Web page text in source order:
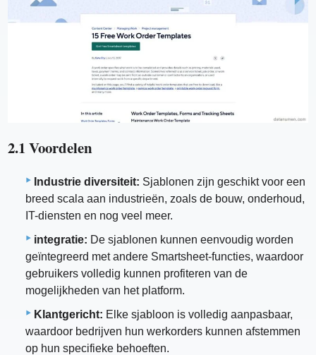
2.1 Voordelen
Industrie diversiteit: Sjablonen zijn geschikt voor een
breed scala aan industrieën, zoals de bouw, onderhoud,
IT-diensten en nog veel meer.
integratie: De sjablonen kunnen eenvoudig worden
geïntegreerd met andere Smartsheet-functies, waardoor
gebruikers volledig kunnen profiteren van de
mogelijkheden van het platform.
Klantgericht: Elke sjabloon is volledig aanpasbaar,
waardoor bedrijven hun werkorders kunnen afstemmen
op hun specifieke behoeften.